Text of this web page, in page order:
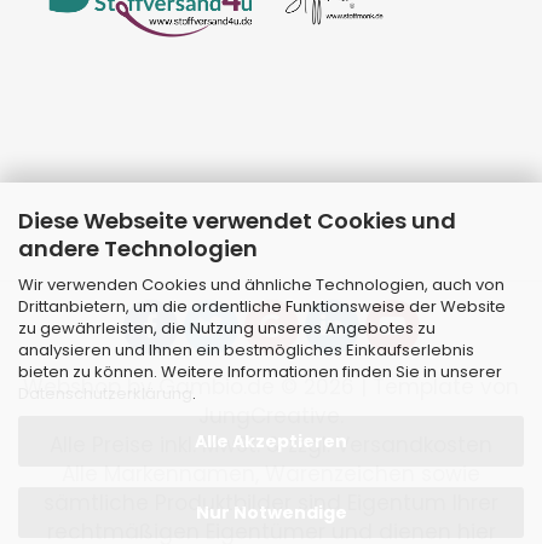
Diese Webseite verwendet Cookies und
andere Technologien
Wir verwenden Cookies und ähnliche Technologien, auch von
Drittanbietern, um die ordentliche Funktionsweise der Website
zu gewährleisten, die Nutzung unseres Angebotes zu
analysieren und Ihnen ein bestmögliches Einkaufserlebnis
bieten zu können. Weitere Informationen finden Sie in unserer
.
Alle Akzeptieren
Nur Notwendige
Webshopby Gambio.de © 2026 | Template von
Alle Preise inkl. MwSt. & zzgl. Versandkosten
sämtliche Produktbilder sind Eigentum Ihrer